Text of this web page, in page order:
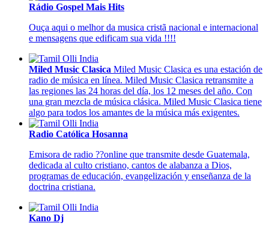
Rádio Gospel Mais Hits
Ouça aqui o melhor da musica cristã nacional e internacional
e mensagens que edificam sua vida !!!!
Miled Music Clasica Miled Music Clasica es una estación de
radio de música en línea. Miled Music Clasica retransmite a
las regiones las 24 horas del día, los 12 meses del año. Con
una gran mezcla de música clásica. Miled Music Clasica tiene
algo para todos los amantes de la música más exigentes.
Radio Católica Hosanna
Emisora de radio ??online que transmite desde Guatemala,
dedicada al culto cristiano, cantos de alabanza a Dios,
programas de educación, evangelización y enseñanza de la
doctrina cristiana.
Kano Dj